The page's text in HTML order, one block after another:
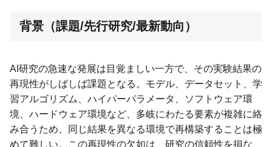
背景（課題/先行研究/最新動向）
AI研究の急速な発展は目覚ましい一方で、その実験結果の
再現性がしばしば課題となる。モデル、データセット、学
習アルゴリズム、ハイパーパラメータ、ソフトウェア環
境、ハードウェア環境など、多岐にわたる要素が複雑に絡
み合うため、同じ結果を異なる環境で再構築することは極
めて難しい。この再現性の欠如は、研究の信頼性を損な